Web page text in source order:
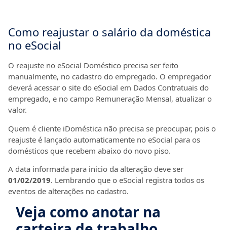
Como reajustar o salário da doméstica
no eSocial
O reajuste no eSocial Doméstico precisa ser feito
manualmente, no cadastro do empregado. O empregador
deverá acessar o site do eSocial em Dados Contratuais do
empregado, e no campo Remuneração Mensal, atualizar o
valor.
Quem é cliente iDoméstica não precisa se preocupar, pois o
reajuste é lançado automaticamente no eSocial para os
domésticos que recebem abaixo do novo piso.
A data informada para inicio da alteração deve ser
01/02/2019. Lembrando que o eSocial registra todos os
eventos de alterações no cadastro.
Veja como anotar na